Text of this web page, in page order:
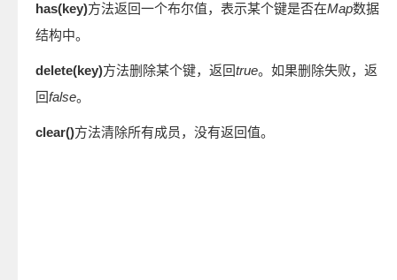
has(key)方法返回一个布尔值，表示某个键是否在Map数据
结构中。
delete(key)方法删除某个键，返回true。如果删除失败，返
回false。
clear()方法清除所有成员，没有返回值。